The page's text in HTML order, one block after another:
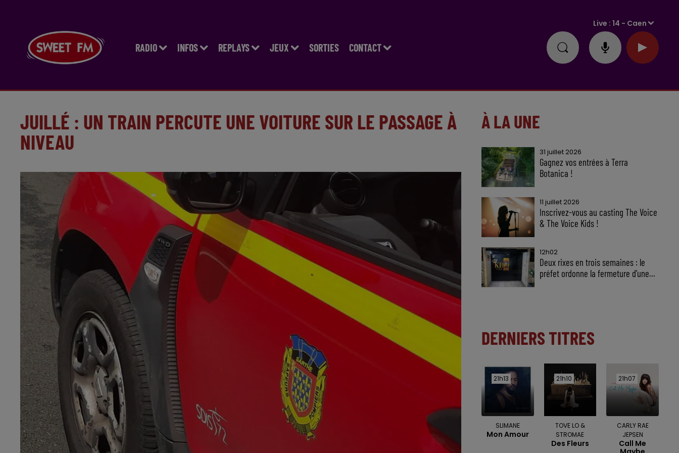
RADIO INFOS REPLAYS JEUX SORTIES CONTACT
Live :14 - Caen
JUILLÉ : UN TRAIN PERCUTE UNE VOITURE SUR LE PASSAGE À
NIVEAU
À LA UNE
31 juillet 2026
Gagnez vos entrées à Terra
Botanica !
11 juillet 2026
Inscrivez-vous au casting The Voice
& The Voice Kids !
12h02
Deux rixes en trois semaines : le
préfet ordonne la fermeture d'une...
DERNIERS TITRES
21h13
21h13
SLIMANE
Mon Amour
21h10
21h10
TOVE LO &
STROMAE
Des Fleurs
21h07
21h07
CARLY RAE
JEPSEN
Call Me